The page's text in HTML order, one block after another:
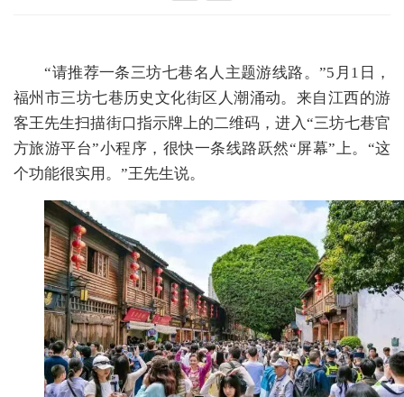
“请推荐一条三坊七巷名人主题游线路。”5月1日，
福州市三坊七巷历史文化街区人潮涌动。来自江西的游
客王先生扫描街口指示牌上的二维码，进入“三坊七巷官
方旅游平台”小程序，很快一条线路跃然“屏幕”上。“这
个功能很实用。”王先生说。